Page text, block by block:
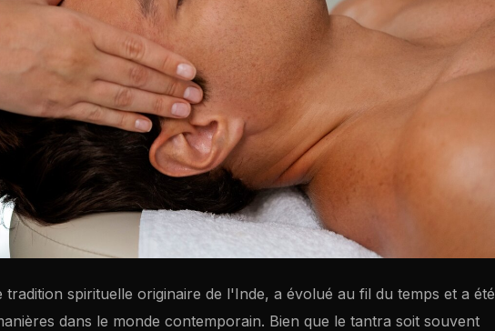
tradition spirituelle originaire de l'Inde, a évolué au fil du temps et a été
dans le monde contemporain. Bien que le tantra soit souvent